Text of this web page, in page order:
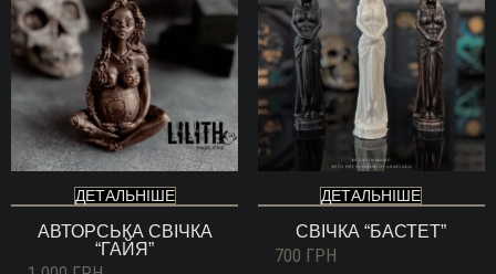
ДЕТАЛЬНІШЕ
АВТОРСЬКА СВІЧКА
“ГАЙЯ”
ДЕТАЛЬНІШЕ
СВІЧКА “БАСТЕТ”
700 ГРН